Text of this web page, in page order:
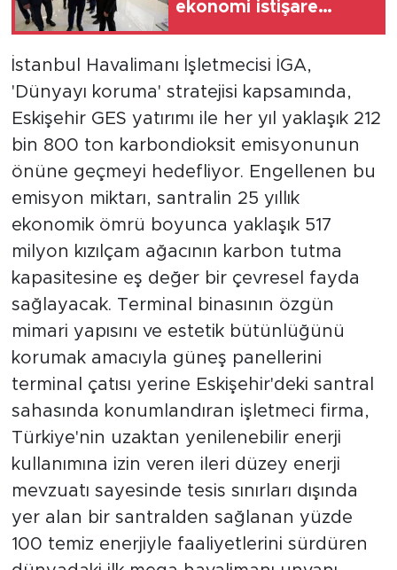
ekonomi istişare
İstanbul Havalimanı İşletmecisi İGA,
'Dünyayı koruma' stratejisi kapsamında,
Eskişehir GES yatırımı ile her yıl yaklaşık 212
bin 800 ton karbondioksit emisyonunun
önüne geçmeyi hedefliyor. Engellenen bu
emisyon miktarı, santralin 25 yıllık
ekonomik ömrü boyunca yaklaşık 517
milyon kızılçam ağacının karbon tutma
kapasitesine eş değer bir çevresel fayda
sağlayacak. Terminal binasının özgün
mimari yapısını ve estetik bütünlüğünü
korumak amacıyla güneş panellerini
terminal çatısı yerine Eskişehir'deki santral
sahasında konumlandıran işletmeci firma,
Türkiye'nin uzaktan yenilenebilir enerji
kullanımına izin veren ileri düzey enerji
mevzuatı sayesinde tesis sınırları dışında
yer alan bir santralden sağlanan yüzde
100 temiz enerjiyle faaliyetlerini sürdüren